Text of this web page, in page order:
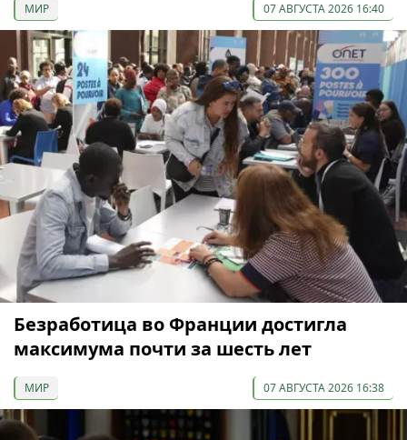
МИР 07 АВГУСТА 2026 16:40
Безработица во Франции достигла
максимума почти за шесть лет
МИР 07 АВГУСТА 2026 16:38